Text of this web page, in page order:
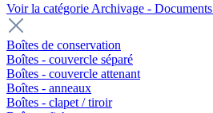
Voir la catégorie Archivage - Documents
Boîtes de conservation
Boîtes - couvercle séparé
Boîtes - couvercle attenant
Boîtes - anneaux
Boîtes - clapet / tiroir